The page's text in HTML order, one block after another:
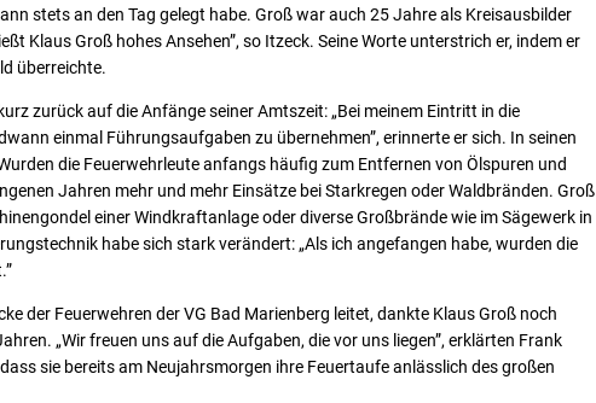
stets an den Tag gelegt habe. Groß war auch 25 Jahre als Kreisausbilder
Klaus Groß hohes Ansehen”, so Itzeck. Seine Worte unterstrich er, indem er
überreichte.
zurück auf die Anfänge seiner Amtszeit: „Bei meinem Eintritt in die
einmal Führungsaufgaben zu übernehmen”, erinnerte er sich. In seinen
die Feuerwehrleute anfangs häufig zum Entfernen von Ölspuren und
Jahren mehr und mehr Einsätze bei Starkregen oder Waldbränden. Groß
einer Windkraftanlage oder diverse Großbrände wie im Sägewerk in
habe sich stark verändert: „Als ich angefangen habe, wurden die
der Feuerwehren der VG Bad Marienberg leitet, dankte Klaus Groß noch
„Wir freuen uns auf die Aufgaben, die vor uns liegen”, erklärten Frank
sie bereits am Neujahrsmorgen ihre Feuertaufe anlässlich des großen